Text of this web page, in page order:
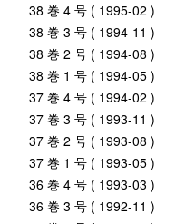
38 巻 4 号 ( 1995-02 )
38 巻 3 号 ( 1994-11 )
38 巻 2 号 ( 1994-08 )
38 巻 1 号 ( 1994-05 )
37 巻 4 号 ( 1994-02 )
37 巻 3 号 ( 1993-11 )
37 巻 2 号 ( 1993-08 )
37 巻 1 号 ( 1993-05 )
36 巻 4 号 ( 1993-03 )
36 巻 3 号 ( 1992-11 )